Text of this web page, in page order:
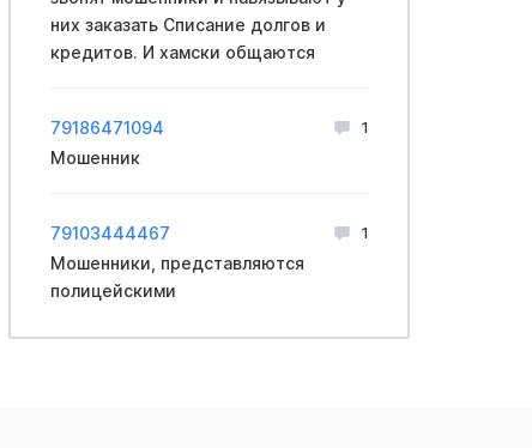
них заказать Списание долгов и
кредитов. И хамски общаются
79186471094 1
Мошенник
79103444467 1
Мошенники, представляются
полицейскими